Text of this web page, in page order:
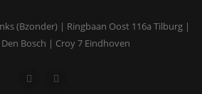
(Bzonder) | Ringbaan Oost 116a Tilburg |
Bosch | Croy 7 Eindhoven